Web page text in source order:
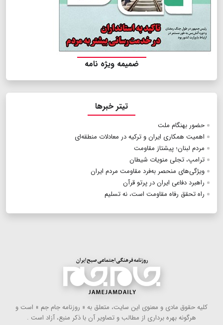
ضمیمه ویژه نامه
تیتر خبرها
حضور بهنگام ملت
اهمیت همکاری ایران و ترکیه در معادلات منطقه‌ای
مردم لبنان؛ پیشتاز مقاومت
ترامپ، تجلی منویات شیطان
ویژگی‌های منحصر به‌فرد مقاومت مردم ایران
راهبرد دفاعی ایران در پرتو قرآن
راه تحقق رفاه مقاومت است، نه تسلیم
كلیه حقوق مادی و معنوی این سایت، متعلق به « روزنامه جام جم » است و
هرگونه بهره ‌برداری از مطالب و تصاویر آن با ذكر منبع، آزاد است .